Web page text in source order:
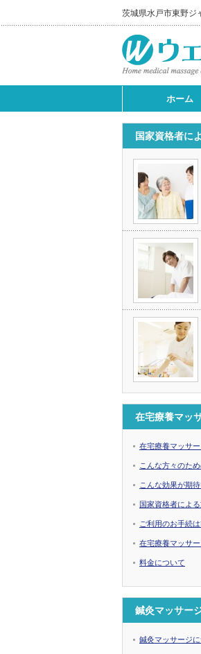
茨城県水戸市東野
ホーム
国家資格者に
在宅療養マッ
在宅療養マッサ
こんな方々のた
こんな効果が期
国家資格者によ
ご利用のお手続
在宅療養マッサ
料金について
鍼灸マッサー
鍼灸マッサージ